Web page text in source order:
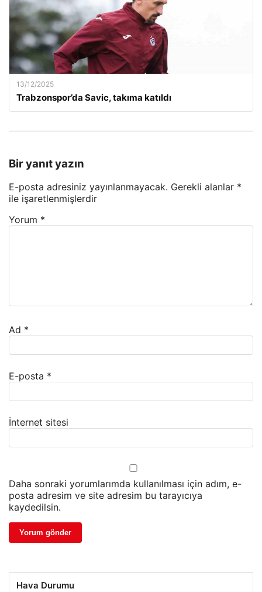
13/12/2025
Trabzonspor’da Savic, takıma katıldı
Bir yanıt yazın
E-posta adresiniz yayınlanmayacak. Gerekli alanlar *
ile işaretlenmişlerdir
Yorum *
Ad *
E-posta *
İnternet sitesi
Daha sonraki yorumlarımda kullanılması için adım, e-
posta adresim ve site adresim bu tarayıcıya
kaydedilsin.
Hava Durumu